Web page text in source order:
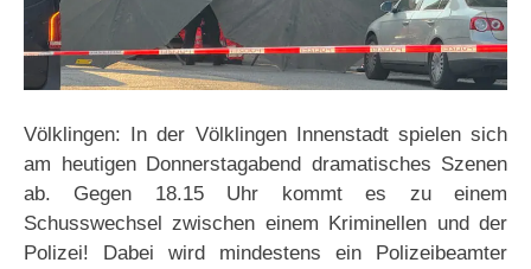
Völklingen: In der Völklingen Innenstadt spielen sich
am heutigen Donnerstagabend dramatisches Szenen
ab. Gegen 18.15 Uhr kommt es zu einem
Schusswechsel zwischen einem Kriminellen und der
Polizei! Dabei wird mindestens ein Polizeibeamter